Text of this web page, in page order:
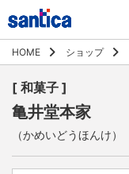
HOME ショップ
[ 和菓子 ]
亀井堂本家
（かめいどうほんけ）